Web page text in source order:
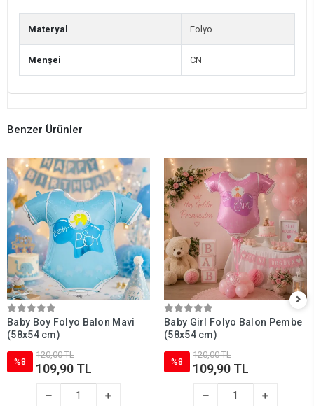
Materyal Folyo
Menşei CN
Benzer Ürünler
Baby Boy Folyo Balon Mavi
(58x54 cm)
%8
120,00 TL
109,90 TL
Baby Girl Folyo Balon Pembe
(58x54 cm)
%8
120,00 TL
109,90 TL